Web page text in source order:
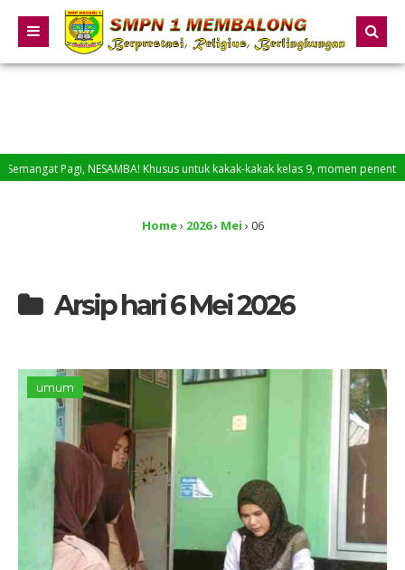
Pagi, NESAMBA! Khusus untuk kakak-kakak kelas 9, momen
Datang di Website SMP Negeri 1 Membalong
Home› 2026› Mei › 06
Arsip hari 6 Mei 2026
umum